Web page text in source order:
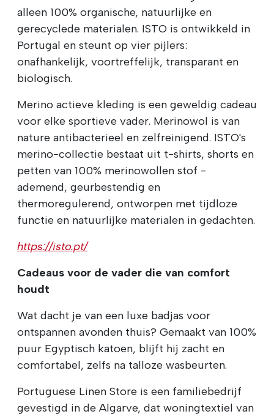
alleen 100% organische, natuurlijke en
gerecyclede materialen. ISTO is ontwikkeld in
Portugal en steunt op vier pijlers:
onafhankelijk, voortreffelijk, transparant en
biologisch.
Merino actieve kleding is een geweldig cadeau
voor elke sportieve vader. Merinowol is van
nature antibacterieel en zelfreinigend. ISTO's
merino-collectie bestaat uit t-shirts, shorts en
petten van 100% merinowollen stof -
ademend, geurbestendig en
thermoregulerend, ontworpen met tijdloze
functie en natuurlijke materialen in gedachten.
https://isto.pt/
Cadeaus voor de vader die van comfort
houdt
Wat dacht je van een luxe badjas voor
ontspannen avonden thuis? Gemaakt van 100%
puur Egyptisch katoen, blijft hij zacht en
comfortabel, zelfs na talloze wasbeurten.
Portuguese Linen Store is een familiebedrijf
gevestigd in de Algarve, dat woningtextiel van